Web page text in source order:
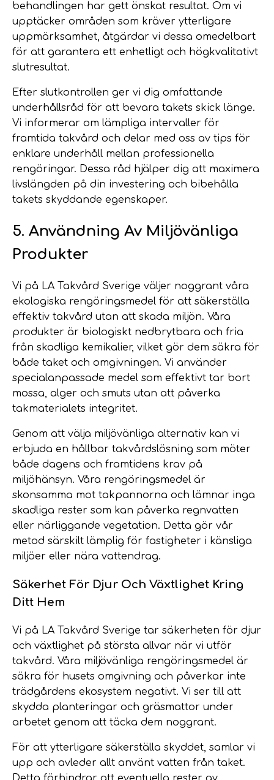
behandlingen har gett önskat resultat. Om vi
upptäcker områden som kräver ytterligare
uppmärksamhet, åtgärdar vi dessa omedelbart
för att garantera ett enhetligt och högkvalitativt
slutresultat.
Efter slutkontrollen ger vi dig omfattande
underhållsråd för att bevara takets skick länge.
Vi informerar om lämpliga intervaller för
framtida takvård och delar med oss av tips för
enklare underhåll mellan professionella
rengöringar. Dessa råd hjälper dig att maximera
livslängden på din investering och bibehålla
takets skyddande egenskaper.
5. Användning Av Miljövänliga
Produkter
Vi på LA Takvård Sverige väljer noggrant våra
ekologiska rengöringsmedel för att säkerställa
effektiv takvård utan att skada miljön. Våra
produkter är biologiskt nedbrytbara och fria
från skadliga kemikalier, vilket gör dem säkra för
både taket och omgivningen. Vi använder
specialanpassade medel som effektivt tar bort
mossa, alger och smuts utan att påverka
takmaterialets integritet.
Genom att välja miljövänliga alternativ kan vi
erbjuda en hållbar takvårdslösning som möter
både dagens och framtidens krav på
miljöhänsyn. Våra rengöringsmedel är
skonsamma mot takpannorna och lämnar inga
skadliga rester som kan påverka regnvatten
eller närliggande vegetation. Detta gör vår
metod särskilt lämplig för fastigheter i känsliga
miljöer eller nära vattendrag.
Säkerhet För Djur Och Växtlighet Kring
Ditt Hem
Vi på LA Takvård Sverige tar säkerheten för djur
och växtlighet på största allvar när vi utför
takvård. Våra miljövänliga rengöringsmedel är
säkra för husets omgivning och påverkar inte
trädgårdens ekosystem negativt. Vi ser till att
skydda planteringar och gräsmattor under
arbetet genom att täcka dem noggrant.
För att ytterligare säkerställa skyddet, samlar vi
upp och avleder allt använt vatten från taket.